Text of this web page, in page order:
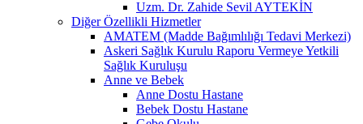
Uzm. Dr. Zahide Sevil AYTEKİN
Diğer Özellikli Hizmetler
AMATEM (Madde Bağımlılığı Tedavi Merkezi)
Askeri Sağlık Kurulu Raporu Vermeye Yetkili
Sağlık Kuruluşu
Anne ve Bebek
Anne Dostu Hastane
Bebek Dostu Hastane